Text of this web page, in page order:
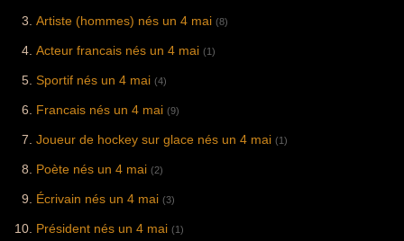
Artiste (hommes) nés un 4 mai (8)
Acteur francais nés un 4 mai (1)
Sportif nés un 4 mai (4)
Francais nés un 4 mai (9)
Joueur de hockey sur glace nés un 4 mai (1)
Poète nés un 4 mai (2)
Écrivain nés un 4 mai (3)
Président nés un 4 mai (1)